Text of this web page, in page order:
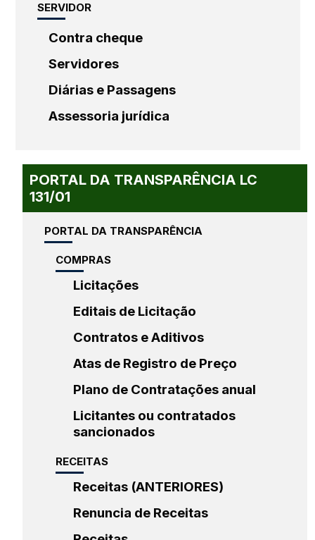
SERVIDOR
Contra cheque
Servidores
Diárias e Passagens
Assessoria jurídica
PORTAL DA TRANSPARÊNCIA LC
131/01
PORTAL DA TRANSPARÊNCIA
COMPRAS
Licitações
Editais de Licitação
Contratos e Aditivos
Atas de Registro de Preço
Plano de Contratações anual
Licitantes ou contratados
sancionados
RECEITAS
Receitas (ANTERIORES)
Renuncia de Receitas